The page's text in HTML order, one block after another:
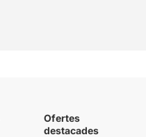
Ofertes
destacades